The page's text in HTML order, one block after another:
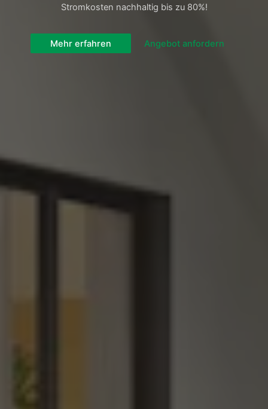
Stromkosten nachhaltig bis zu 80%!
Mehr erfahren Angebot anfordern